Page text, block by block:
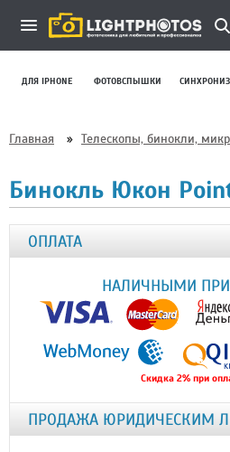
ДЛЯ IPHONE ФОТОВСПЫШКИ
Главная » Телескопы, бинокли,
Бинокль Юкон
ОПЛАТА
НАЛИЧНЫМИ
Скидка 2% при
ПРОДАЖА ЮРИДИЧЕСКИМ